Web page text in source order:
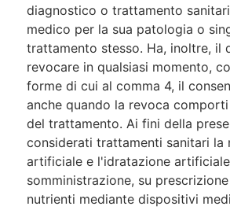
diagnostico o trattamento
medico per la sua patologia o
trattamento stesso. Ha, inoltre, il
revocare in qualsiasi momento,
forme di cui al comma 4, il
anche quando la revoca
del trattamento. Ai fini della
considerati trattamenti sanitari la
artificiale e l'idratazione
somministrazione, su
nutrienti mediante dispositivi